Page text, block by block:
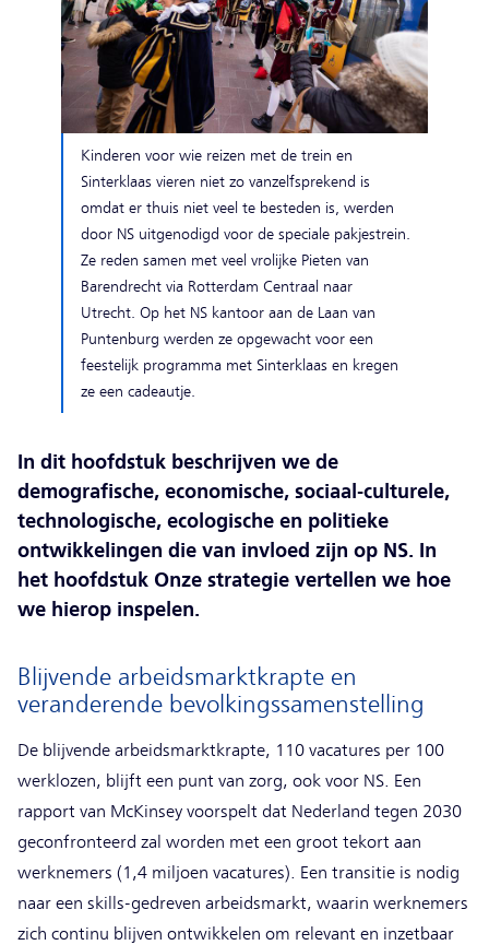
Kinderen voor wie reizen met de trein en
Sinterklaas vieren niet zo vanzelfsprekend is
omdat er thuis niet veel te besteden is, werden
door NS uitgenodigd voor de speciale pakjestrein.
Ze reden samen met veel vrolijke Pieten van
Barendrecht via Rotterdam Centraal naar
Utrecht. Op het NS kantoor aan de Laan van
Puntenburg werden ze opgewacht voor een
feestelijk programma met Sinterklaas en kregen
ze een cadeautje.
In dit hoofdstuk beschrijven we de
demografische, economische, sociaal-culturele,
technologische, ecologische en politieke
ontwikkelingen die van invloed zijn op NS. In
het hoofdstuk Onze strategie vertellen we hoe
we hierop inspelen.
Blijvende arbeidsmarktkrapte en
veranderende bevolkingssamenstelling
De blijvende arbeidsmarktkrapte, 110 vacatures per 100
werklozen, blijft een punt van zorg, ook voor NS. Een
rapport van McKinsey voorspelt dat Nederland tegen 2030
geconfronteerd zal worden met een groot tekort aan
werknemers (1,4 miljoen vacatures). Een transitie is nodig
naar een skills-gedreven arbeidsmarkt, waarin werknemers
zich continu blijven ontwikkelen om relevant en inzetbaar